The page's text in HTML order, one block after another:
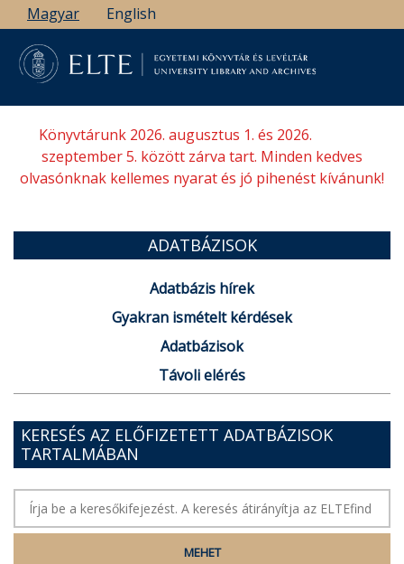
Ugrás
a
tartalomra
Magyar English
Könyvtárunk 2026. augusztus 1. és 2026.
szeptember 5. között zárva tart. Minden kedves
olvasónknak kellemes nyarat és jó pihenést kívánunk!
ADATBÁZISOK
Adatbázis hírek
Gyakran ismételt kérdések
Adatbázisok
Távoli elérés
KERESÉS AZ ELŐFIZETETT ADATBÁZISOK
TARTALMÁBAN